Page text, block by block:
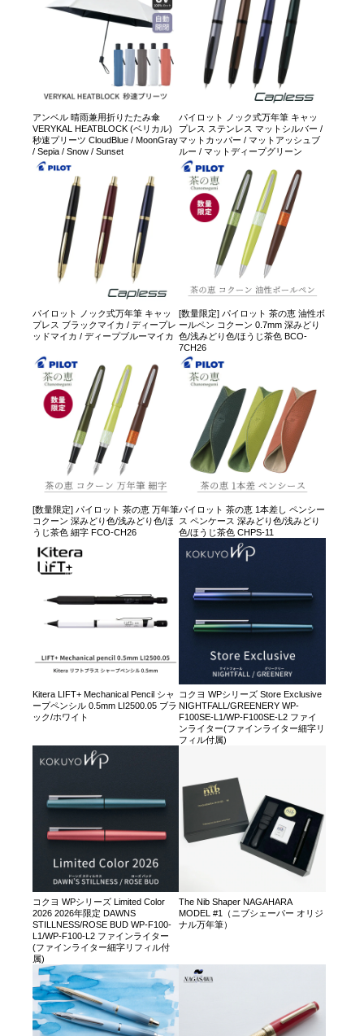
アンベル 晴雨兼用折りたたみ傘
VERYKAL HEATBLOCK (ベリカル)
秒速プリーツ CloudBlue / MoonGray
/ Sepia / Snow / Sunset
パイロット ノック式万年筆 キャッ
プレス ステンレス マットシルバー /
マットカッパー / マットアッシュブ
ルー / マットディープグリーン
パイロット ノック式万年筆 キャッ
プレス ブラックマイカ / ディープレ
ッドマイカ / ディープブルーマイカ
[数量限定] パイロット 茶の恵 油性ボ
ールペン コクーン 0.7mm 深みどり
色/浅みどり色/ほうじ茶色 BCO-
7CH26
[数量限定] パイロット 茶の恵 万年筆
コクーン 深みどり色/浅みどり色/ほ
うじ茶色 細字 FCO-CH26
パイロット 茶の恵 1本差し ペンシー
ス ペンケース 深みどり色/浅みどり
色/ほうじ茶色 CHPS-11
Kitera LIFT+ Mechanical Pencil シャ
ープペンシル 0.5mm LI2500.05 ブラ
ック/ホワイト
コクヨ WPシリーズ Store Exclusive
NIGHTFALL/GREENERY WP-
F100SE-L1/WP-F100SE-L2 ファイ
ンライター(ファインライター細字リ
フィル付属)
コクヨ WPシリーズ Limited Color
2026 2026年限定 DAWNS
STILLNESS/ROSE BUD WP-F100-
L1/WP-F100-L2 ファインライター
(ファインライター細字リフィル付
属)
The Nib Shaper NAGAHARA
MODEL #1（ニブシェーパー オリジ
ナル万年筆）